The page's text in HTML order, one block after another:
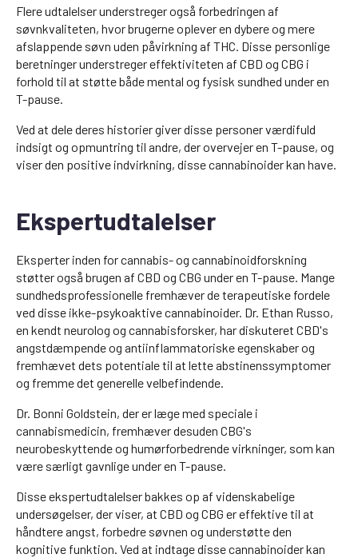
Flere udtalelser understreger også forbedringen af
søvnkvaliteten, hvor brugerne oplever en dybere og mere
afslappende søvn uden påvirkning af THC. Disse personlige
beretninger understreger effektiviteten af CBD og CBG i
forhold til at støtte både mental og fysisk sundhed under en
T-pause.
Ved at dele deres historier giver disse personer værdifuld
indsigt og opmuntring til andre, der overvejer en T-pause, og
viser den positive indvirkning, disse cannabinoider kan have.
Ekspertudtalelser
Eksperter inden for cannabis- og cannabinoidforskning
støtter også brugen af CBD og CBG under en T-pause. Mange
sundhedsprofessionelle fremhæver de terapeutiske fordele
ved disse ikke-psykoaktive cannabinoider. Dr. Ethan Russo,
en kendt neurolog og cannabisforsker, har diskuteret CBD's
angstdæmpende og antiinflammatoriske egenskaber og
fremhævet dets potentiale til at lette abstinenssymptomer
og fremme det generelle velbefindende.
Dr. Bonni Goldstein, der er læge med speciale i
cannabismedicin, fremhæver desuden CBG's
neurobeskyttende og humørforbedrende virkninger, som kan
være særligt gavnlige under en T-pause.
Disse ekspertudtalelser bakkes op af videnskabelige
undersøgelser, der viser, at CBD og CBG er effektive til at
håndtere angst, forbedre søvnen og understøtte den
kognitive funktion. Ved at indtage disse cannabinoider kan